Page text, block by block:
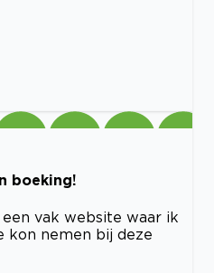
boeking!
vak website waar ik
kon nemen bij deze